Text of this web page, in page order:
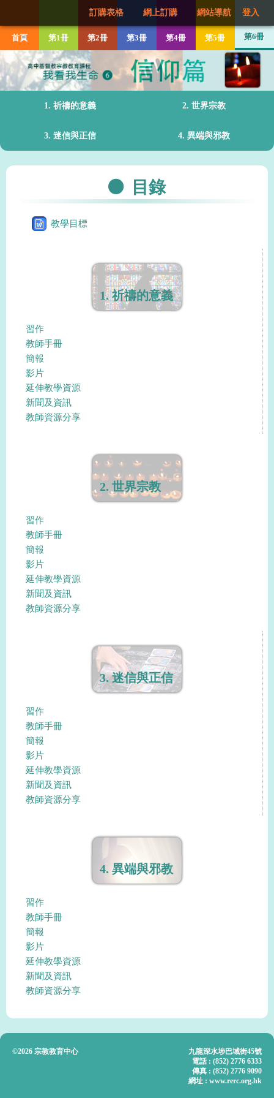
訂購表格 網上訂購 網站導航 登入
首頁 第1冊 第2冊 第3冊 第4冊 第5冊 第6冊
1. 祈禱的意義 2. 世界宗教
3. 迷信與正信 4. 異端與邪教
目錄
教學目標
1. 祈禱的意義
習作
教師手冊
簡報
影片
延伸教學資源
新聞及資訊
教師資源分享
2. 世界宗教
習作
教師手冊
簡報
影片
延伸教學資源
新聞及資訊
教師資源分享
3. 迷信與正信
習作
教師手冊
簡報
影片
延伸教學資源
新聞及資訊
教師資源分享
4. 異端與邪教
習作
教師手冊
簡報
影片
延伸教學資源
新聞及資訊
教師資源分享
©2026 宗教教育中心
九龍深水埗巴域街45號
電話 : (852) 2776 6333
傳真 : (852) 2776 9090
網址 : www.rerc.org.hk